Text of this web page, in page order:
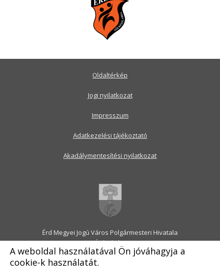
A weboldal használatával Ön jóváhagyja a
cookie-k használatát.
Érd Megyei Jogú Város Polgármesteri Hivatala
2030 Érd, Alsó utca 1.
Levélcím: 2031 Érd, Pf.: 31
E-mail:onkormanyzat@erd.hu
Oldaltérkép
Jogi nyilatkozat
Impresszum
Adatkezelési tájékoztató
Akadálymentesítési nyilatkozat